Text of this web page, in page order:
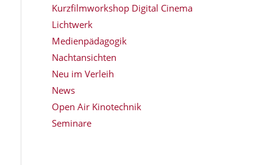
Kurzfilmworkshop Digital Cinema
Lichtwerk
Medienpädagogik
Nachtansichten
Neu im Verleih
News
Open Air Kinotechnik
Seminare